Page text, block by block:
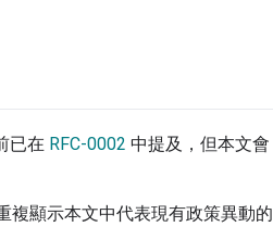
已在 RFC-0002 中提及，但本文會
複顯示本文中代表現有政策異動的